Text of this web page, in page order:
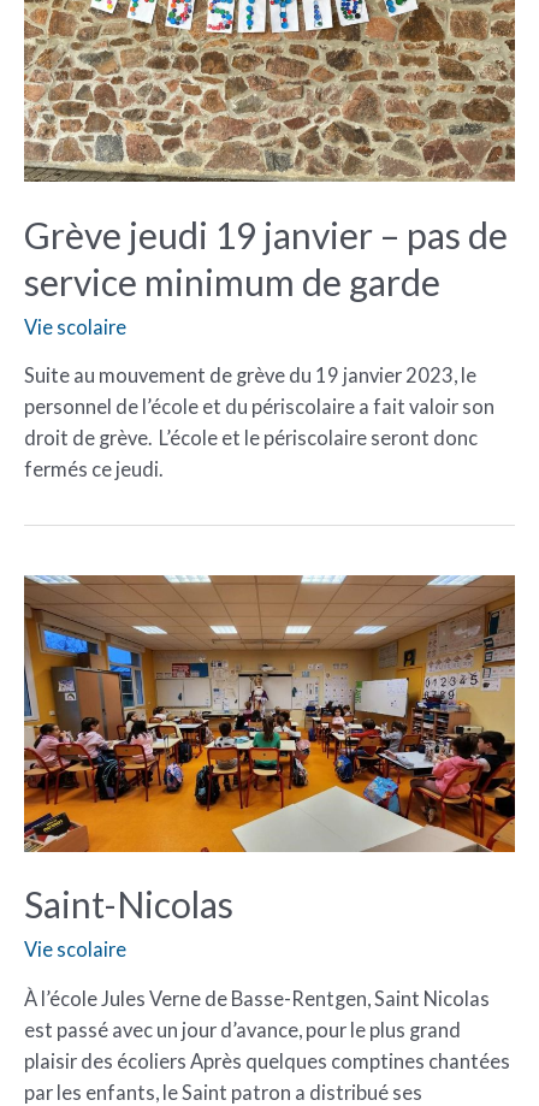
Grève jeudi 19 janvier – pas de
service minimum de garde
Vie scolaire
Suite au mouvement de grève du 19 janvier 2023, le
personnel de l’école et du périscolaire a fait valoir son
droit de grève. L’école et le périscolaire seront donc
fermés ce jeudi.
Saint-Nicolas
Vie scolaire
À l’école Jules Verne de Basse-Rentgen, Saint Nicolas
est passé avec un jour d’avance, pour le plus grand
plaisir des écoliers Après quelques comptines chantées
par les enfants, le Saint patron a distribué ses
Saint-
Nicolas